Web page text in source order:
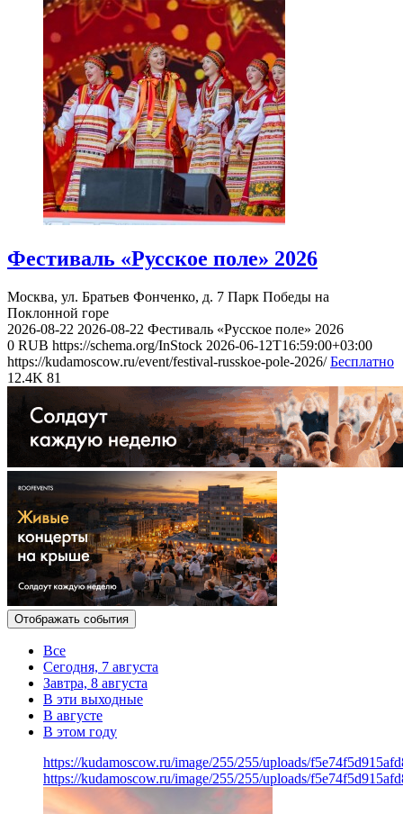
Фестиваль «Русское поле» 2026
Москва, ул. Братьев Фонченко, д. 7 Парк Победы на
Поклонной горе
2026-08-22 2026-08-22 Фестиваль «Русское поле» 2026
0 RUB https://schema.org/InStock 2026-06-12T16:59:00+03:00
https://kudamoscow.ru/event/festival-russkoe-pole-2026/ Бесплатно
12.4K 81
Отображать события
Все
Сегодня, 7 августа
Завтра, 8 августа
В эти выходные
В августе
В этом году
https://kudamoscow.ru/image/255/255/uploads/
https://kudamoscow.ru/image/255/255/uploads/